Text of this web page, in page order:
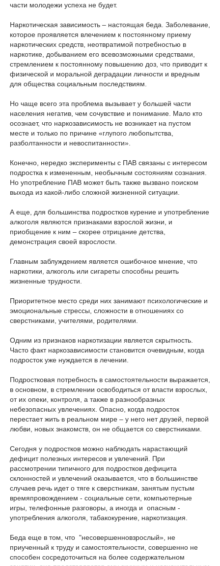
части молодежи успеха не будет.
Наркотическая зависимость – настоящая беда. Заболевание,
которое проявляется влечением к постоянному приему
наркотических средств, неотвратимой потребностью в
наркотике, добыванием его всевозможными средствами,
стремлением к постоянному повышению доз, что приводит к
физической и моральной деградации личности и вредным
для общества социальным последствиям.
Но чаще всего эта проблема вызывает у большей части
населения негатив, чем сочувствие и понимание. Мало кто
осознает, что наркозависимость не возникает на пустом
месте и только по причине «глупого любопытства,
разболтанности и невоспитанности».
Конечно, нередко эксперименты с ПАВ связаны с интересом
подростка к измененным, необычным состояниям сознания.
Но употребление ПАВ может быть также вызвано поиском
выхода из какой-либо сложной жизненной ситуации.
А еще, для большинства подростков курение и употребление
алкоголя являются признаками взрослой жизни, и
приобщение к ним – скорее отрицание детства,
демонстрация своей взрослости.
Главным заблуждением является ошибочное мнение, что
наркотики, алкоголь или сигареты способны решить
жизненные трудности.
Приоритетное место среди них занимают психологические и
эмоциональные стрессы, сложности в отношениях со
сверстниками, учителями, родителями.
Одним из признаков наркотизации является скрытность.
Часто факт наркозависимости становится очевидным, когда
подросток уже нуждается в лечении.
Подростковая потребность в самостоятельности выражается,
в основном, в стремлении освободиться от власти взрослых,
от их опеки, контроля, а также в разнообразных
небезопасных увлечениях. Опасно, когда подросток
перестает жить в реальном мире – у него нет друзей, первой
любви, новых знакомств, он не общается со сверстниками.
Сегодня у подростков можно наблюдать нарастающий
дефицит полезных интересов и увлечений. При
рассмотрении типичного для подростков дефицита
склонностей и увлечений оказывается, что в большинстве
случаев речь идет о тяге к сверстникам, занятым пустым
времяпровождением - социальные сети, компьютерные
игры, телефонные разговоры, а иногда и опасным -
употребления алкоголя, табакокурение, наркотизация.
Беда еще в том, что "несовершенновзрослый», не
приученный к труду и самостоятельности, совершенно не
способен сосредоточиться на более содержательном